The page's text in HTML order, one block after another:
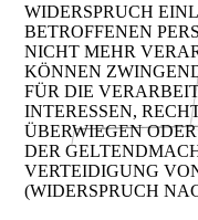
WIDERSPRUCH
BETROFFENEN
NICHT MEHR
KÖNNEN
FÜR DIE
INTERESSEN,
ÜBERWIEGEN
DER
VERTEIDIGUNG
(WIDERSPRUCH